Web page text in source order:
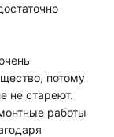
потому
не стареют.
работы